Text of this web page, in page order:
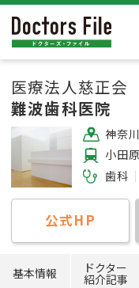
医療法人慈正会
難波歯科医院
神奈川
小田
歯科
公式HP
基本情報 ドクター
紹介記事